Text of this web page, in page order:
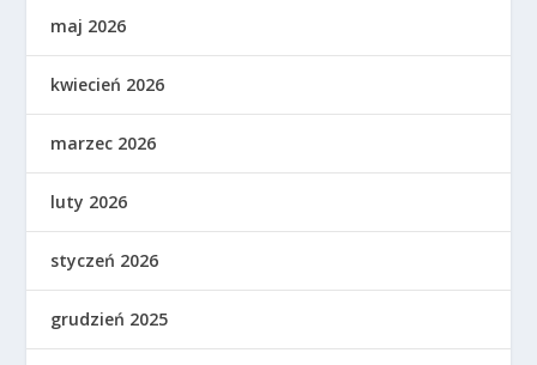
maj 2026
kwiecień 2026
marzec 2026
luty 2026
styczeń 2026
grudzień 2025